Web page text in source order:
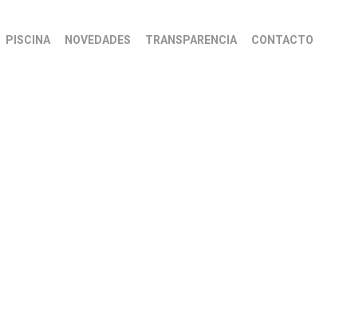
PISCINA NOVEDADES TRANSPARENCIA CONTACTO